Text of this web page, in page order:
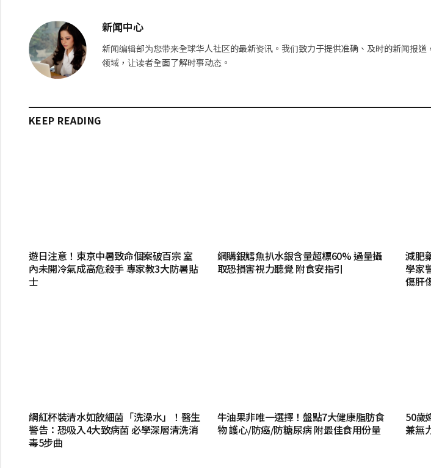
新闻中心
新闻编辑部为您带来全球华人社区的最新资讯。我们致力于提供准确、及时的新闻报
领域，让读者全面了解时事动态。
KEEP READING
遊日注意！東京中暑致命個案破百宗 室
內未開冷氣成高危殺手 專家教3大防暑貼
士
網購銀鱈魚扒水銀含量超標60% 過量攝
取恐損害視力聽覺 附食安指引
減肥
學家
傷肝
網紅杯裝清水如飲細菌「洗澡水」！醫生
警告：恐吸入4大致病菌 必學深層清洗消
毒5步曲
牛油果非唯一選擇！盤點7大健康脂肪食
物 護心/防癌/防糖尿病 附最佳食用份量
50歲
兼無